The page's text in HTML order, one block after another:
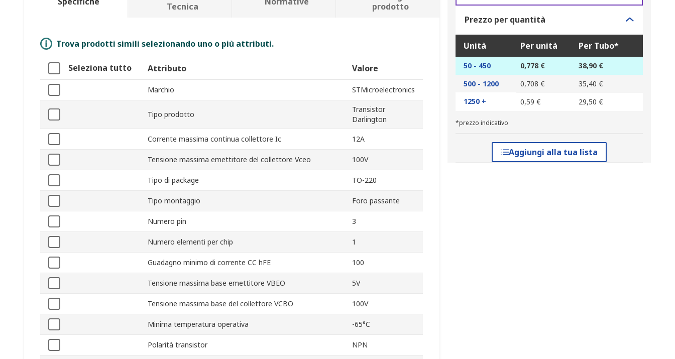
Prezzo per quantità
Unità Per unità Per Tubo*
50 - 450 0,778 €
38,90 €
500 - 1200
0,708 €
35,40 €
1250 +
0,59 € 29,50 €
*prezzo indicativo
Aggiungi alla tua lista
Tecnica
prodotto
Trova prodotti simili selezionando uno o più attributi.
Seleziona tutto Attributo Valore
Marchio STMicroelectronics
Tipo prodotto
Transistor
Darlington
Corrente massima continua collettore Ic 12A
Tensione massima emettitore del collettore Vceo 100V
Tipo di package TO-220
Tipo montaggio Foro passante
Numero pin 3
Numero elementi per chip 1
Guadagno minimo di corrente CC hFE 100
Tensione massima base emettitore VBEO 5V
Tensione massima base del collettore VCBO 100V
Minima temperatura operativa -65°C
Polarità transistor NPN